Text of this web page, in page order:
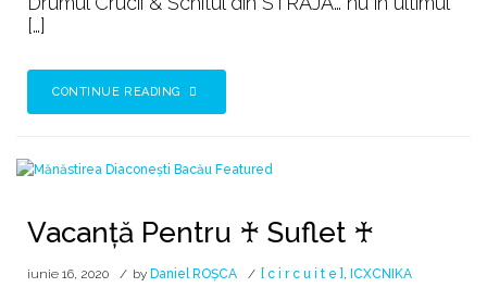
[…]
CONTINUE READING
Vacanță Pentru ♰ Suflet ♰
iunie 16, 2020 by Daniel ROȘCA [ c i r c u i t e ] , ICXCNIKA